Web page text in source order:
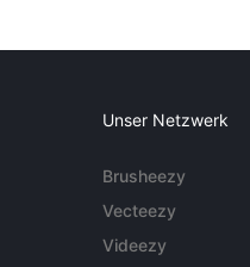
Unser Netzwerk
Brusheezy
Vecteezy
Videezy